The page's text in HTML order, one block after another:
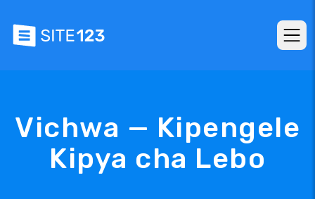
Vichwa — Kipengele
Kipya cha Lebo